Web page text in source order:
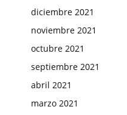
diciembre 2021
noviembre 2021
octubre 2021
septiembre 2021
abril 2021
marzo 2021